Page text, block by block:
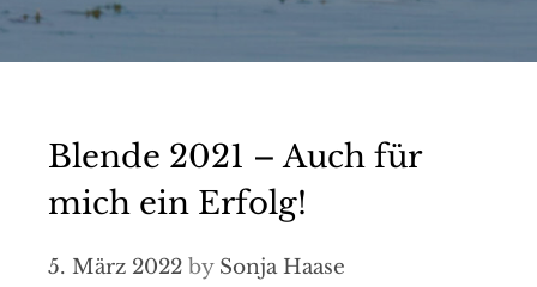
Blende 2021 – Auch für
mich ein Erfolg!
5. März 2022 by Sonja Haase